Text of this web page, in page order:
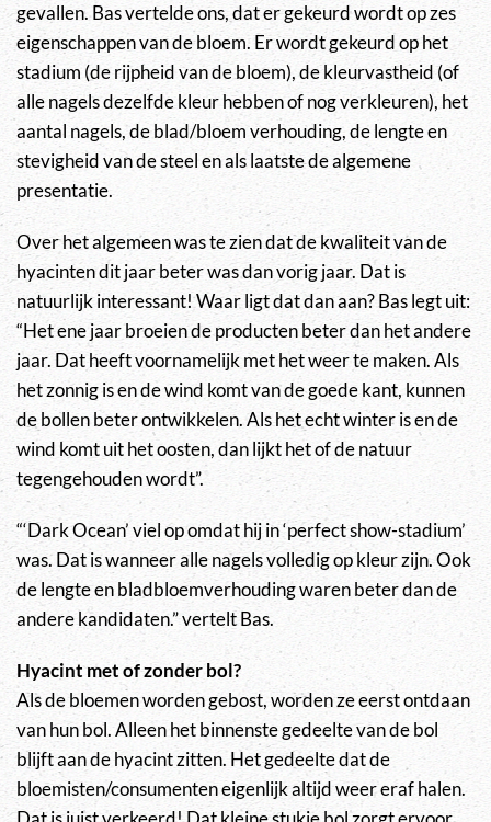
gevallen. Bas vertelde ons, dat er gekeurd wordt op zes
eigenschappen van de bloem. Er wordt gekeurd op het
stadium (de rijpheid van de bloem), de kleurvastheid (of
alle nagels dezelfde kleur hebben of nog verkleuren), het
aantal nagels, de blad/bloem verhouding, de lengte en
stevigheid van de steel en als laatste de algemene
presentatie.
Over het algemeen was te zien dat de kwaliteit van de
hyacinten dit jaar beter was dan vorig jaar. Dat is
natuurlijk interessant! Waar ligt dat dan aan? Bas legt uit:
“Het ene jaar broeien de producten beter dan het andere
jaar. Dat heeft voornamelijk met het weer te maken. Als
het zonnig is en de wind komt van de goede kant, kunnen
de bollen beter ontwikkelen. Als het echt winter is en de
wind komt uit het oosten, dan lijkt het of de natuur
tegengehouden wordt”.
“‘Dark Ocean’ viel op omdat hij in ‘perfect show-stadium’
was. Dat is wanneer alle nagels volledig op kleur zijn. Ook
de lengte en bladbloemverhouding waren beter dan de
andere kandidaten.” vertelt Bas.
Hyacint met of zonder bol?
Als de bloemen worden gebost, worden ze eerst ontdaan
van hun bol. Alleen het binnenste gedeelte van de bol
blijft aan de hyacint zitten. Het gedeelte dat de
bloemisten/consumenten eigenlijk altijd weer eraf halen.